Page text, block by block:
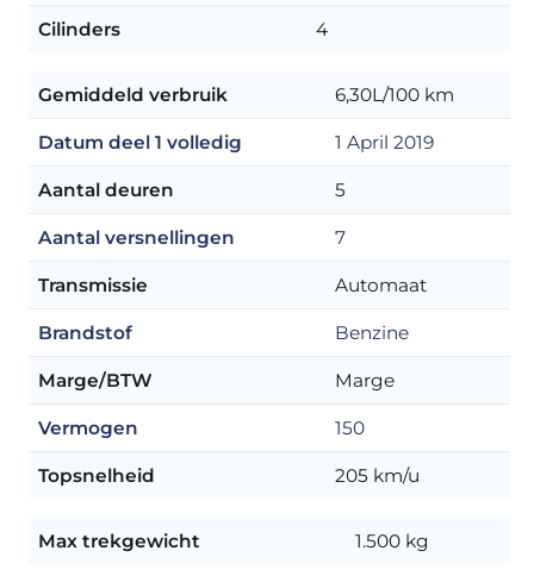
Cilinders 4
Gemiddeld verbruik 6,30L/100 km
Datum deel 1 volledig 1 April 2019
Aantal deuren 5
Aantal versnellingen 7
Transmissie Automaat
Brandstof Benzine
Marge/BTW Marge
Vermogen 150
Topsnelheid 205 km/u
Max trekgewicht 1.500 kg